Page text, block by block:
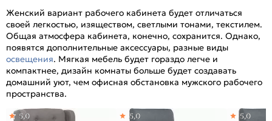
Женский вариант рабочего кабинета будет отличаться
своей легкостью, изяществом, светлыми тонами, текстилем.
Общая атмосфера кабинета, конечно, сохранится. Однако,
появятся дополнительные аксессуары, разные виды
освещения. Мягкая мебель будет гораздо легче и
компактнее, дизайн комнаты больше будет создавать
домашний уют, чем офисная обстановка мужского рабочего
пространства.
5,0 5,0 5,0